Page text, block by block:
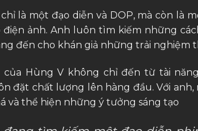
là một đạo diễn và DOP, mà còn là
điện ảnh. Anh luôn tìm kiếm những
đến cho khán giả những trải nghiệm
của Hùng V không chỉ đến từ tài
đặt chất lượng lên hàng đầu. Với
và thể hiện những ý tưởng sáng tạo